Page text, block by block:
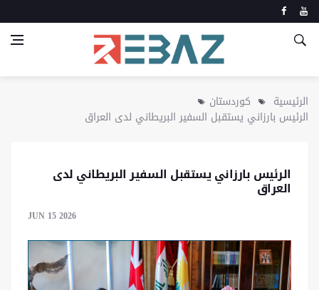
الرئيسية
كوردستان
الرئيس بارزاني يستقبل السفير البريطاني لدى العراق
الرئيس بارزاني يستقبل السفير البريطاني لدى
العراق
JUN 15 2026